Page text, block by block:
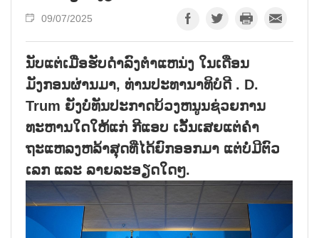
09/07/2025
ນັບແຕ່ເມື່ອຮັບດຳລົງຕຳແຫນ່ງ ໃນເດືອນ
ມັງກອນຜ່ານມາ, ທ່ານປະທານາທິບໍດີ . D.
Trum ຍັງບໍ່ທັນປະກາດບ້ວງຫນູນຊ່ວຍການ
ທະຫານໃດໃຫ້ແກ່ ກີແອບ ເວັ້ນເສຍແຕ່ຄຳ
ຖະແຫລງຫລ້າສຸດທີ່ໄດ້ຍົກອອກມາ ແຕ່ບໍ່ມີຕົວ
ເລກ ແລະ ລາຍລະອຽດໃດໆ.